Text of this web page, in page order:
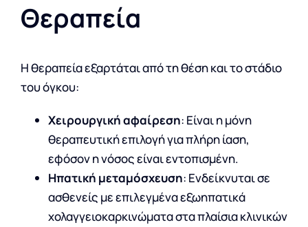
Θεραπεία
Η θεραπεία εξαρτάται από τη θέση και το στάδιο
του όγκου:
Χειρουργική αφαίρεση: Είναι η μόνη
θεραπευτική επιλογή για πλήρη ίαση,
εφόσον η νόσος είναι εντοπισμένη.
Ηπατική μεταμόσχευση: Ενδείκνυται σε
ασθενείς με επιλεγμένα εξωηπατικά
χολαγγειοκαρκινώματα στα πλαίσια κλινικών